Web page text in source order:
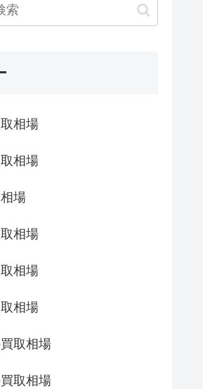
相場
相場
場
相場
相場
相場
取相場
取相場